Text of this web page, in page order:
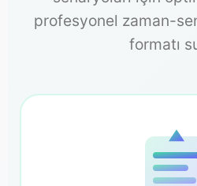
profesyonel zaman-
formatı